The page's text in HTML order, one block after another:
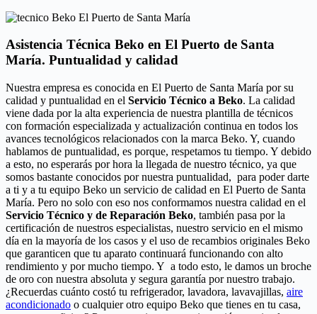
Asistencia Técnica Beko en El Puerto de Santa
María. Puntualidad y calidad
Nuestra empresa es conocida en El Puerto de Santa María por su
calidad y puntualidad en el Servicio Técnico a Beko. La calidad
viene dada por la alta experiencia de nuestra plantilla de técnicos
con formación especializada y actualización continua en todos los
avances tecnológicos relacionados con la marca Beko. Y, cuando
hablamos de puntualidad, es porque, respetamos tu tiempo. Y debido
a esto, no esperarás por hora la llegada de nuestro técnico, ya que
somos bastante conocidos por nuestra puntualidad, para poder darte
a ti y a tu equipo Beko un servicio de calidad en El Puerto de Santa
María. Pero no solo con eso nos conformamos nuestra calidad en el
Servicio Técnico y de Reparación Beko, también pasa por la
certificación de nuestros especialistas, nuestro servicio en el mismo
día en la mayoría de los casos y el uso de recambios originales Beko
que garanticen que tu aparato continuará funcionando con alto
rendimiento y por mucho tiempo. Y a todo esto, le damos un broche
de oro con nuestra absoluta y segura garantía por nuestro trabajo.
¿Recuerdas cuánto costó tu refrigerador, lavadora, lavavajillas, aire
acondicionado o cualquier otro equipo Beko que tienes en tu casa,